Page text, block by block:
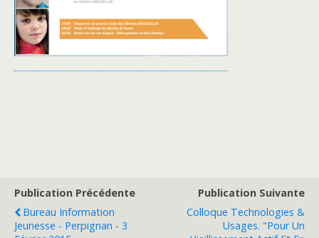
Publication Précédente
Bureau Information
Jeunesse - Perpignan - 3
Publication Suivante
Colloque Technologies &
Usages. "Pour Un